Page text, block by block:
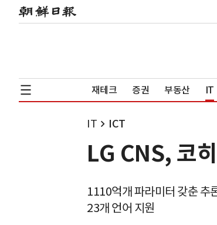
재테크 증권 부동산 IT
IT ICT
LG CNS, 코
1110억개 파라미터 갖춘 추
23개 언어 지원